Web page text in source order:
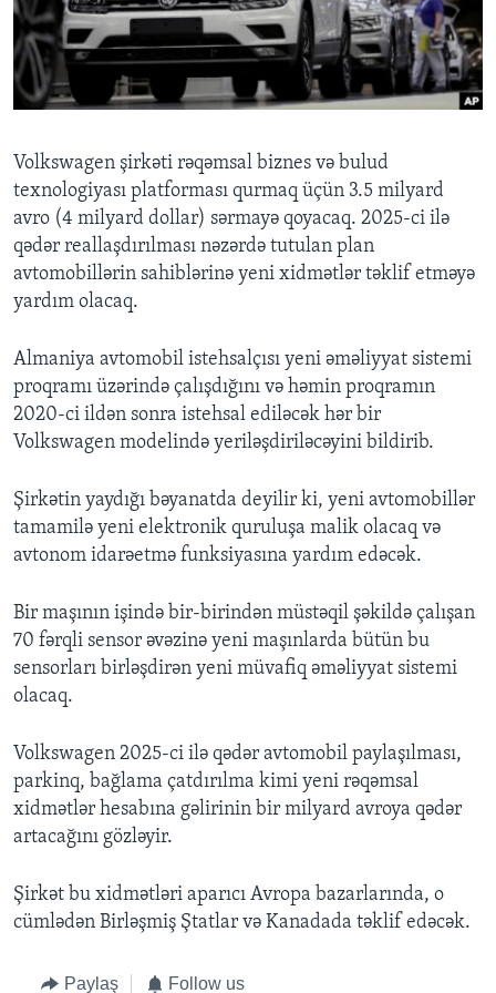
BIZI IZLƏYIN
Dillər
Volkswagen şirkəti rəqəmsal biznes və bulud
texnologiyası platforması qurmaq üçün 3.5 milyard
avro (4 milyard dollar) sərmayə qoyacaq. 2025-ci ilə
qədər reallaşdırılması nəzərdə tutulan plan
avtomobillərin sahiblərinə yeni xidmətlər təklif etməyə
yardım olacaq.
Almaniya avtomobil istehsalçısı yeni əməliyyat sistemi
proqramı üzərində çalışdığını və həmin proqramın
2020-ci ildən sonra istehsal ediləcək hər bir
Volkswagen modelində yeriləşdiriləcəyini bildirib.
Şirkətin yaydığı bəyanatda deyilir ki, yeni avtomobillər
tamamilə yeni elektronik quruluşa malik olacaq və
avtonom idarəetmə funksiyasına yardım edəcək.
Bir maşının işində bir-birindən müstəqil şəkildə çalışan
70 fərqli sensor əvəzinə yeni maşınlarda bütün bu
sensorları birləşdirən yeni müvafiq əməliyyat sistemi
olacaq.
Volkswagen 2025-ci ilə qədər avtomobil paylaşılması,
parkinq, bağlama çatdırılma kimi yeni rəqəmsal
xidmətlər hesabına gəlirinin bir milyard avroya qədər
artacağını gözləyir.
Şirkət bu xidmətləri aparıcı Avropa bazarlarında, o
cümlədən Birləşmiş Ştatlar və Kanadada təklif edəcək.
Paylaş Follow us